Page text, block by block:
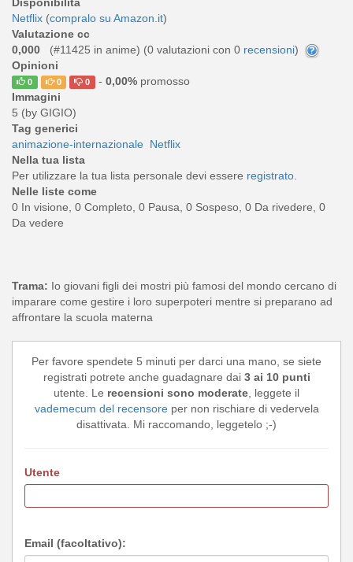
Netflix (compralo su Amazon.it)
Valutazione cc
0,000
(#11425 in anime) (0 valutazioni con 0 recensioni)
Opinioni
0 0 0 - 0,00%promosso
Immagini
5 (by GIGIO)
Tag generici
animazione-internazionale Netflix
Nella tua lista
Per utilizzare la tua lista personale devi essere registrato.
Nelle liste come
0 In visione, 0 Completo, 0 Pausa, 0 Sospeso, 0 Da rivedere, 0
Da vedere
Trama: Io giovani figli dei mostri più famosi del mondo cercano di
imparare come gestire i loro superpoteri mentre si preparano ad
affrontare la scuola materna
Per favore spendete 5 minuti per darci una mano, se siete
registrati potrete anche guadagnare dai 3 ai 10 punti
utente. Le recensioni sono moderate, leggete il
vademecum del recensoreper non rischiare di vedervela
disattivata. Mi raccomando, leggetelo ;-)
Utente
Email (facoltativo):